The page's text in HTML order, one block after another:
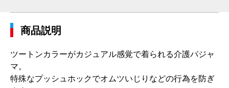
商品説明
ツートンカラーがカジュアル感覚で着られる介護パジャ
マ。
特殊なプッシュホックでオムツいじりなどの行為を防ぎ